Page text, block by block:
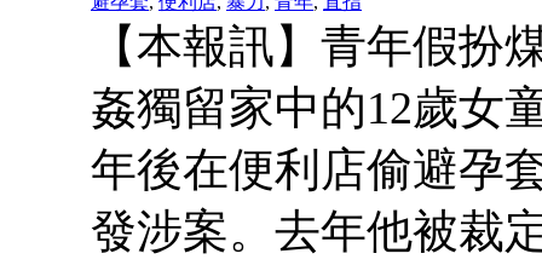
【本報訊】青年假扮
姦獨留家中的12歲女
年後在便利店偷避孕
發涉案。去年他被裁